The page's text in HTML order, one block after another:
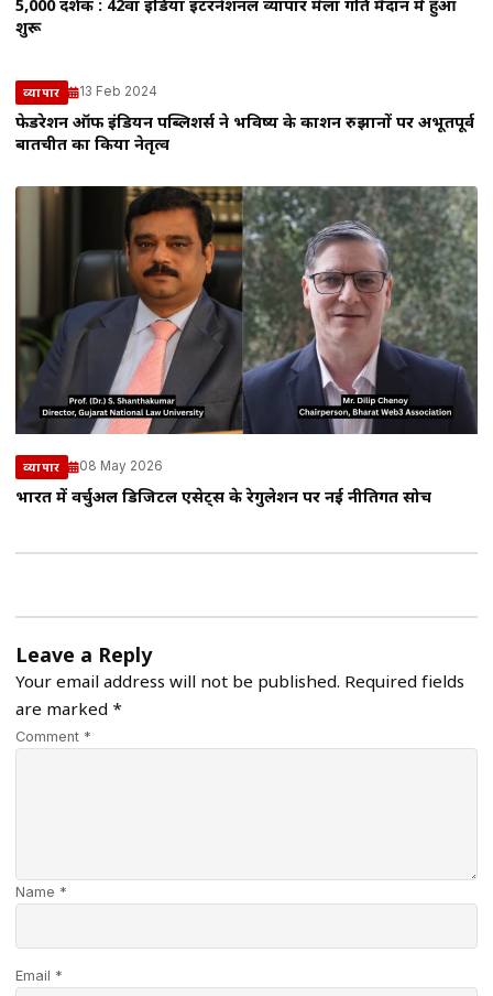
5,000 प्रदर्शक : 42वां इंडिया इंटरनेशनल व्यापार मेला प्रगति मैदान में हुआ
शुरू
व्यापार 13 Feb 2024
फेडरेशन ऑफ इंडियन पब्लिशर्स ने भविष्य के प्रकाशन रुझानों पर अभूतपूर्व
बातचीत का किया नेतृत्व
व्यापार 08 May 2026
भारत में वर्चुअल डिजिटल एसेट्स के रेगुलेशन पर नई नीतिगत सोच
Leave a Reply
Your email address will not be published. Required fields
are marked *
Comment *
Name *
Email *